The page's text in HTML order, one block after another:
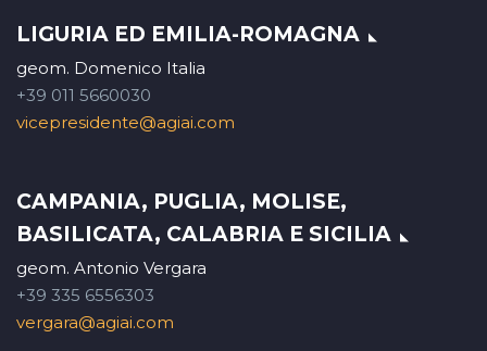
LIGURIA ED EMILIA-ROMAGNA
geom. Domenico Italia
+39 011 5660030
vicepresidente@agiai.com
CAMPANIA, PUGLIA, MOLISE,
BASILICATA, CALABRIA E SICILIA
geom. Antonio Vergara
+39 335 6556303
vergara@agiai.com